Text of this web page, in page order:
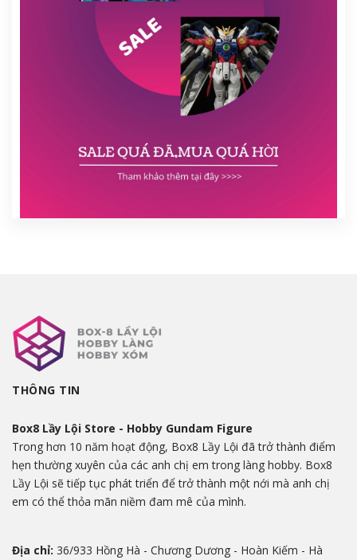
THÔNG TIN
Box8 Lầy Lội Store - Hobby Gundam Figure
Trong hơn 10 năm hoạt động, Box8 Lầy Lội đã trở thành điểm
hẹn thường xuyên của các anh chị em trong làng hobby. Box8
Lầy Lội sẽ tiếp tục phát triển để trở thành một nới mà anh chị
em có thể thỏa mãn niềm đam mê của mình.
Địa chỉ: 36/933 Hồng Hà - Chương Dương - Hoàn Kiếm - Hà